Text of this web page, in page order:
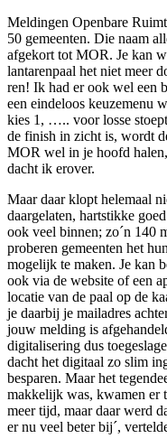
Meldingen Openbare
50 gemeenten. Die naam
afgekort tot MOR. Je kan
lantarenpaal het niet meer
ren! Ik had er ook wel een
een eindeloos keuzemenu
kies 1, ….. voor losse
de finish in zicht is, wordt
MOR wel in je hoofd
dacht ik erover.
Maar daar klopt helemaal
daargelaten, hartstikke
ook veel binnen; zo´n 140
proberen gemeenten het
mogelijk te maken. Je kan
ook via de website of een
locatie van de paal op de
je daarbij je mailadres
jouw melding is
digitalisering dus
dacht het digitaal zo slim
besparen. Maar het
makkelijk was, kwamen er
meer tijd, maar daar werd
er nu veel beter bij´,